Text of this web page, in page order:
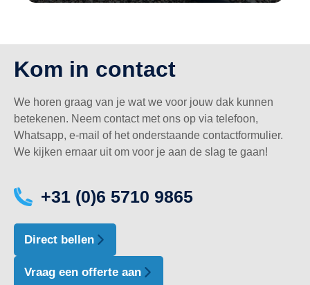
Kom in contact
We horen graag van je wat we voor jouw dak kunnen
betekenen. Neem contact met ons op via telefoon,
Whatsapp, e-mail of het onderstaande contactformulier.
We kijken ernaar uit om voor je aan de slag te gaan!
+31 (0)6 5710 9865
Direct bellen
Vraag een offerte aan